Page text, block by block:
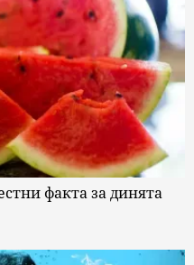
факта за динята